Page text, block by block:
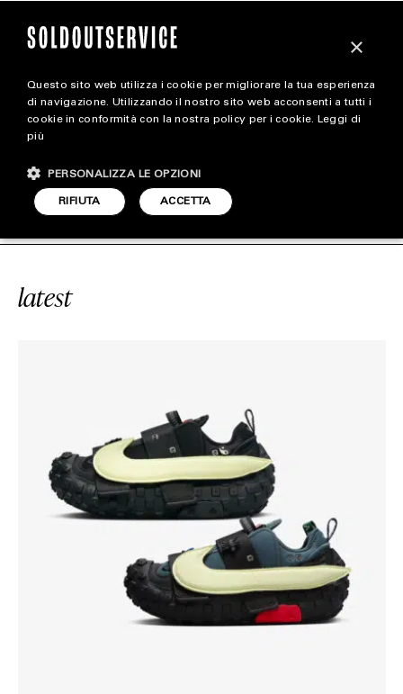
magazine
STYLE
FOOTWEAR
#NIKE AIR FLEA 2
latest
×
Questo sito web utilizza i cookie per migliorare la tua esperienza
di navigazione. Utilizzando il nostro sito web acconsenti a tutti i
cookie in conformità con la nostra policy per i cookie. Leggi di
più
ACCETTA
RIFIUTA
PERSONALIZZA LE OPZIONI